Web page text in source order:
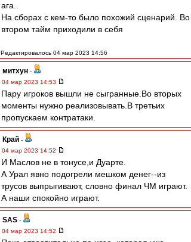
ага..
На сборах с кем-то было похожий сценарий. Во
втором тайм приходили в себя
Редактировалось 04 мар 2023 14:56
митхун -
04 мар 2023 14:53
Пару игроков вышли не сыгранные.Во вторых
моменты нужно реализовывать.В третьих
пропускаем контратаки.
Край -
04 мар 2023 14:52
И Маслов не в тонусе,и Дуарте.
А Урал явно подогрели мешком денег--из
трусов выпрыгивают, словно финал ЧМ играют.
А наши спокойно играют.
SAS -
04 мар 2023 14:52